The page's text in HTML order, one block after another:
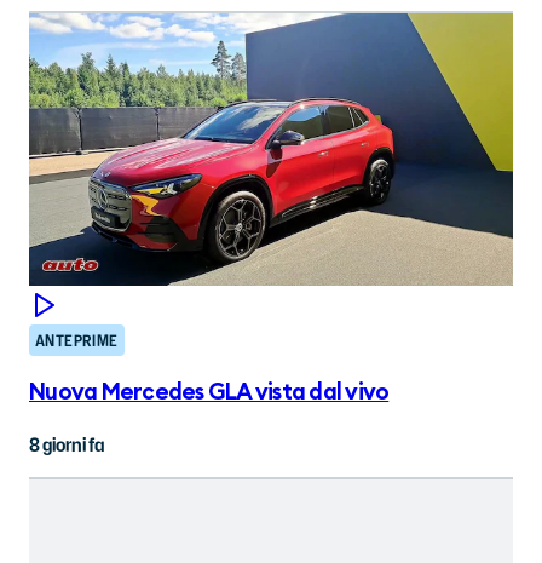
ANTEPRIME
Nuova Mercedes GLA vista dal vivo
8 giorni fa